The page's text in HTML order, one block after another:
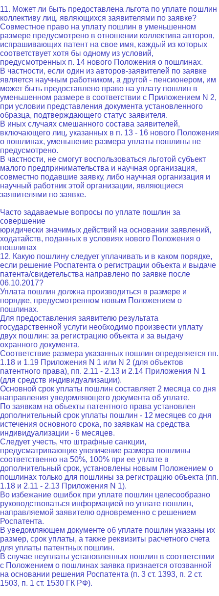
11. Может ли быть предоставлена льгота по уплате пошлин
коллективу лиц, являющихся заявителями по заявке?
Совместное право на уплату пошлин в уменьшенном
размере предусмотрено в отношении коллектива авторов,
испрашивающих патент на свое имя, каждый из которых
соответствует хотя бы одному из условий,
предусмотренных п. 14 нового Положения о пошлинах.
В частности, если один из авторов-заявителей по заявке
является научным работником, а другой - пенсионером, им
может быть предоставлено право на уплату пошлин в
уменьшенном размере в соответствии с Приложением N 2,
при условии представления документа установленного
образца, подтверждающего статус заявителя.
В иных случаях смешанного состава заявителей,
включающего лиц, указанных в п. 13 - 16 нового Положения
о пошлинах, уменьшение размера уплаты пошлины не
предусмотрено.
В частности, не смогут воспользоваться льготой субъект
малого предпринимательства и научная организация,
совместно подавшие заявку, либо научная организация и
научный работник этой организации, являющиеся
заявителями по заявке.
Часто задаваемые вопросы по уплате пошлин за
совершение
юридически значимых действий на основании заявлений,
ходатайств, поданных в условиях нового Положения о
пошлинах
12. Какую пошлину следует уплачивать и в каком порядке,
если решение Роспатента о регистрации объекта и выдаче
патента/свидетельства направлено по заявке после
06.10.2017?
Уплата пошлин должна производиться в размере и
порядке, предусмотренном новым Положением о
пошлинах.
Для предоставления заявителю результата
государственной услуги необходимо произвести уплату
двух пошлин: за регистрацию объекта и за выдачу
охранного документа.
Соответствие размера указанных пошлин определяется пп.
1.18 и 1.19 Приложения N 1 или N 2 (для объектов
патентного права), пп. 2.11 - 2.13 и 2.14 Приложения N 1
(для средств индивидуализации).
Основной срок уплаты пошлин составляет 2 месяца со дня
направления уведомляющего документа об уплате.
По заявкам на объекты патентного права установлен
дополнительный срок уплаты пошлин - 12 месяцев со дня
истечения основного срока, по заявкам на средства
индивидуализации - 6 месяцев.
Следует учесть, что штрафные санкции,
предусматривающие увеличение размера пошлины
соответственно на 50%, 100% при ее уплате в
дополнительный срок, установлены новым Положением о
пошлинах только для пошлины за регистрацию объекта (пп.
1.18 и 2.11 - 2.13 Приложения N 1).
Во избежание ошибок при уплате пошлин целесообразно
руководствоваться информацией по уплате пошлин,
направляемой заявителю одновременно с решением
Роспатента.
В уведомляющем документе об уплате пошлин указаны их
размер, срок уплаты, а также реквизиты расчетного счета
для уплаты патентных пошлин.
В случае неуплаты установленных пошлин в соответствии
с Положением о пошлинах заявка признается отозванной
на основании решения Роспатента (п. 3 ст. 1393, п. 2 ст.
1503, п. 1 ст. 1530 ГК РФ).